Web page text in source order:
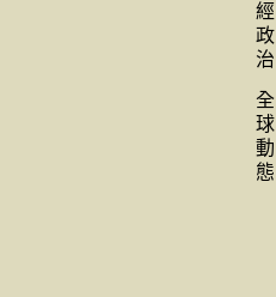
經
政
治
全
球
動
態